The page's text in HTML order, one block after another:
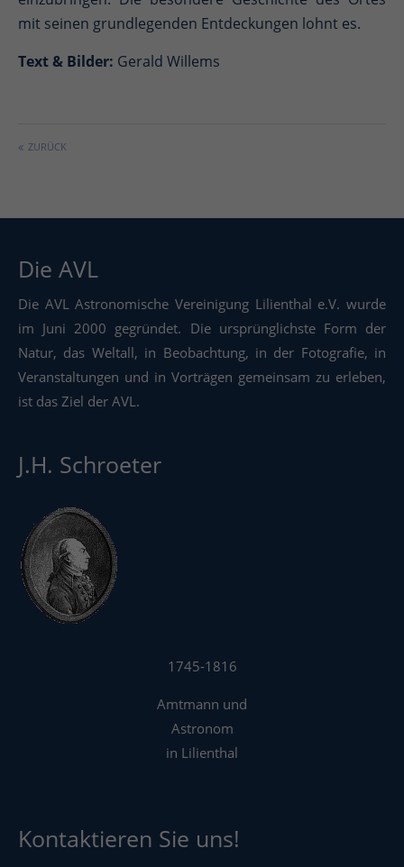
mit seinen grundlegenden Entdeckungen lohnt es.
Text & Bilder: Gerald Willems
ZURÜCK
Die AVL
Die AVL Astronomische Vereinigung Lilienthal e.V. wurde
im Juni 2000 gegründet. Die ursprünglichste Form der
Natur, das Weltall, in Beobachtung, in der Fotografie, in
Veranstaltungen und in Vorträgen gemeinsam zu erleben,
ist das Ziel der AVL.
J.H. Schroeter
1745-1816
Amtmann und
Astronom
in Lilienthal
Kontaktieren Sie uns!